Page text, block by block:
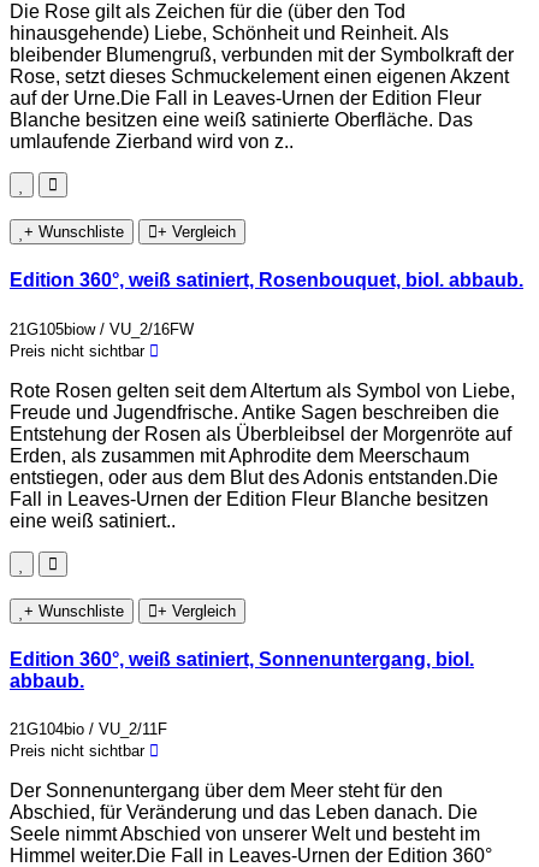
Die Rose gilt als Zeichen für die (über den Tod
hinausgehende) Liebe, Schönheit und Reinheit. Als
bleibender Blumengruß, verbunden mit der Symbolkraft der
Rose, setzt dieses Schmuckelement einen eigenen Akzent
auf der Urne.Die Fall in Leaves-Urnen der Edition Fleur
Blanche besitzen eine weiß satinierte Oberfläche. Das
umlaufende Zierband wird von z..
+ Wunschliste + Vergleich
Edition 360°, weiß satiniert, Rosenbouquet, biol. abbaub.
21G105biow / VU_2/16FW
Preis nicht sichtbar
Rote Rosen gelten seit dem Altertum als Symbol von Liebe,
Freude und Jugendfrische. Antike Sagen beschreiben die
Entstehung der Rosen als Überbleibsel der Morgenröte auf
Erden, als zusammen mit Aphrodite dem Meerschaum
entstiegen, oder aus dem Blut des Adonis entstanden.Die
Fall in Leaves-Urnen der Edition Fleur Blanche besitzen
eine weiß satiniert..
+ Wunschliste + Vergleich
Edition 360°, weiß satiniert, Sonnenuntergang, biol.
abbaub.
21G104bio / VU_2/11F
Preis nicht sichtbar
Der Sonnenuntergang über dem Meer steht für den
Abschied, für Veränderung und das Leben danach. Die
Seele nimmt Abschied von unserer Welt und besteht im
Himmel weiter.Die Fall in Leaves-Urnen der Edition 360°